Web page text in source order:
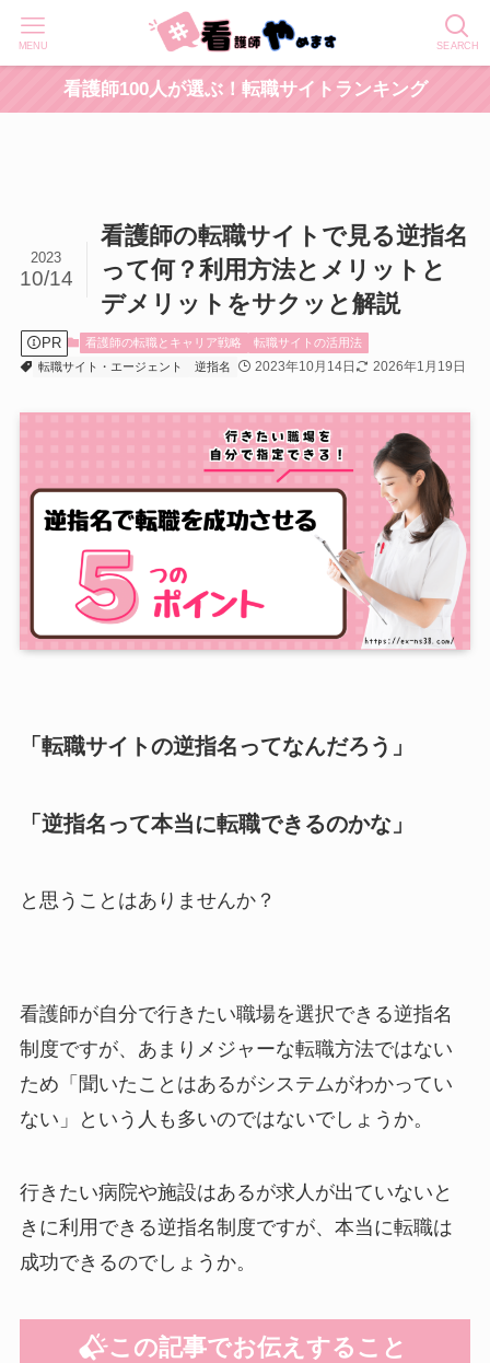
SEARCH
MENU
看護師100人が選ぶ！転職サイトランキング
看護師の転職サイトで見る逆指名
って何？利用方法とメリットと
デメリットをサクッと解説
2023
10/14
PR 看護師の転職とキャリア戦略
転職サイトの活用法
転職サイト・エージェント
逆指名 2023年10月14日 2026年1月19日
「転職サイトの逆指名ってなんだろう」
「逆指名って本当に転職できるのかな」
と思うことはありませんか？
看護師が自分で行きたい職場を選択できる逆指名
制度ですが、あまりメジャーな転職方法ではない
ため「聞いたことはあるがシステムがわかってい
ない」という人も多いのではないでしょうか。
行きたい病院や施設はあるが求人が出ていないと
きに利用できる逆指名制度ですが、本当に転職は
成功できるのでしょうか。
この記事でお伝えすること